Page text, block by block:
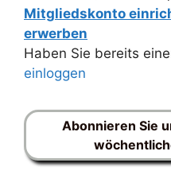
Mitgliedskonto
erwerben
Haben Sie bereits
einloggen
Abonnieren Sie